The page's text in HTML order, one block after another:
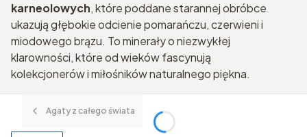
karneolowych, które poddane starannej obróbce
ukazują głębokie odcienie pomarańczu, czerwieni i
miodowego brązu. To minerały o niezwykłej
klarowności, które od wieków fascynują
kolekcjonerów i miłośników naturalnego piękna.
Agaty z całego świata